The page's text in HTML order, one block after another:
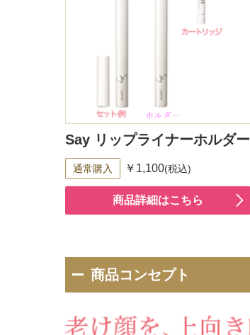
Say リップライナーホルダー
通常購入 ￥1,100(税込)
商品詳細はこちら
商品コンセプト